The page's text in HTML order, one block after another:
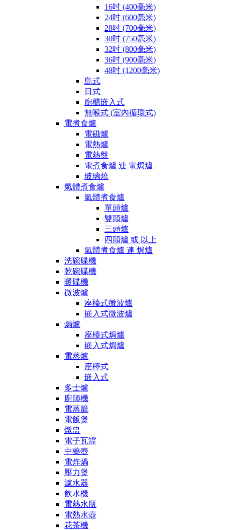
16吋 (400毫米)
24吋 (600毫米)
28吋 (700毫米)
30吋 (750毫米)
32吋 (800毫米)
36吋 (900毫米)
48吋 (1200毫米)
島式
日式
廚櫃嵌入式
無喉式 (室內循環式)
電煮食爐
電磁爐
電熱爐
電熱盤
電煮食爐 連 電焗爐
玻璃燒
氣體煮食爐
氣體煮食爐
單頭爐
雙頭爐
三頭爐
四頭爐 或 以上
氣體煮食爐 連 焗爐
洗碗碟機
乾碗碟機
暖碟機
微波爐
座檯式微波爐
嵌入式微波爐
焗爐
座檯式焗爐
嵌入式焗爐
電蒸爐
座檯式
嵌入式
多士爐
廚師機
電蒸籠
電飯煲
燉盅
電子瓦罉
中藥壺
電炸煱
壓力煲
濾水器
飲水機
電熱水瓶
電熱水壺
花茶機